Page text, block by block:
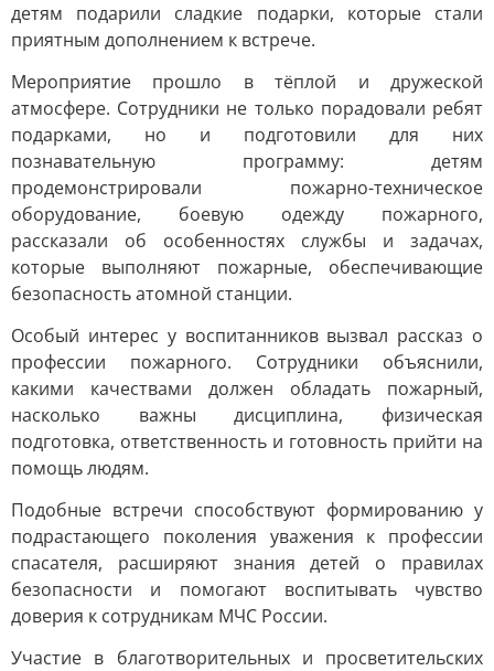
детям подарили сладкие подарки, которые стали
приятным дополнением к встрече.
Мероприятие прошло в тёплой и дружеской
атмосфере. Сотрудники не только порадовали ребят
подарками, но и подготовили для них
познавательную программу: детям
продемонстрировали пожарно-техническое
оборудование, боевую одежду пожарного,
рассказали об особенностях службы и задачах,
которые выполняют пожарные, обеспечивающие
безопасность атомной станции.
Особый интерес у воспитанников вызвал рассказ о
профессии пожарного. Сотрудники объяснили,
какими качествами должен обладать пожарный,
насколько важны дисциплина, физическая
подготовка, ответственность и готовность прийти на
помощь людям.
Подобные встречи способствуют формированию у
подрастающего поколения уважения к профессии
спасателя, расширяют знания детей о правилах
безопасности и помогают воспитывать чувство
доверия к сотрудникам МЧС России.
Участие в благотворительных и просветительских